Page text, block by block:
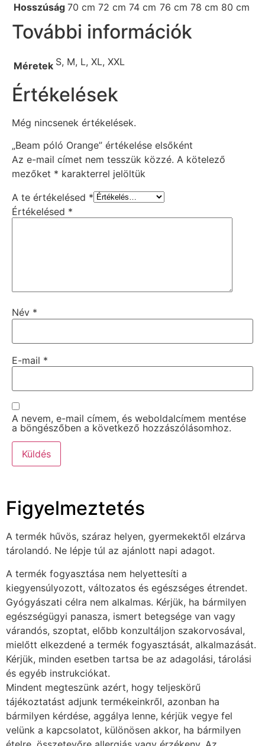
Hosszúság 70 cm 72 cm 74 cm 76 cm 78 cm 80 cm
További információk
Méretek S, M, L, XL, XXL
Értékelések
Még nincsenek értékelések.
„Beam póló Orange” értékelése elsőként
Az e-mail címet nem tesszük közzé. A kötelező
mezőket * karakterrel jelöltük
A te értékelésed *
Értékelésed *
Név *
E-mail *
A nevem, e-mail címem, és weboldalcímem mentése
a böngészőben a következő hozzászólásomhoz.
Figyelmeztetés
A termék hűvös, száraz helyen, gyermekektől elzárva
tárolandó. Ne lépje túl az ajánlott napi adagot.
A termék fogyasztása nem helyettesíti a
kiegyensúlyozott, változatos és egészséges étrendet.
Gyógyászati célra nem alkalmas. Kérjük, ha bármilyen
egészségügyi panasza, ismert betegsége van vagy
várandós, szoptat, előbb konzultáljon szakorvosával,
mielőtt elkezdené a termék fogyasztását, alkalmazását.
Kérjük, minden esetben tartsa be az adagolási, tárolási
és egyéb instrukciókat.
Mindent megteszünk azért, hogy teljeskörű
tájékoztatást adjunk termékeinkről, azonban ha
bármilyen kérdése, aggálya lenne, kérjük vegye fel
velünk a kapcsolatot, különösen akkor, ha bármilyen